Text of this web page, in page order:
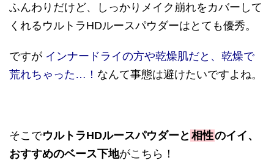
ふんわりだけど、しっかりメイク崩れをカバーして
くれるウルトラHDルースパウダーはとても優秀。
ですが インナードライの方や乾燥肌だと、乾燥で
荒れちゃった…！ なんて事態は避けたいですよね。
そこでウルトラHDルースパウダーと 相性のイイ、
おすすめのベース下地がこちら！